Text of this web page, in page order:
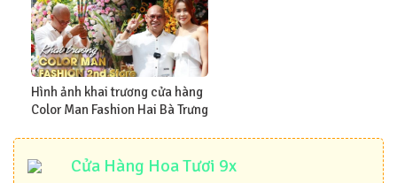
Hình ảnh khai trương cửa hàng
Color Man Fashion Hai Bà Trưng
Cửa Hàng Hoa Tươi 9x